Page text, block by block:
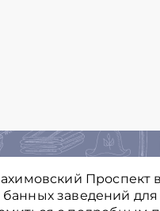
Проспект
заведений